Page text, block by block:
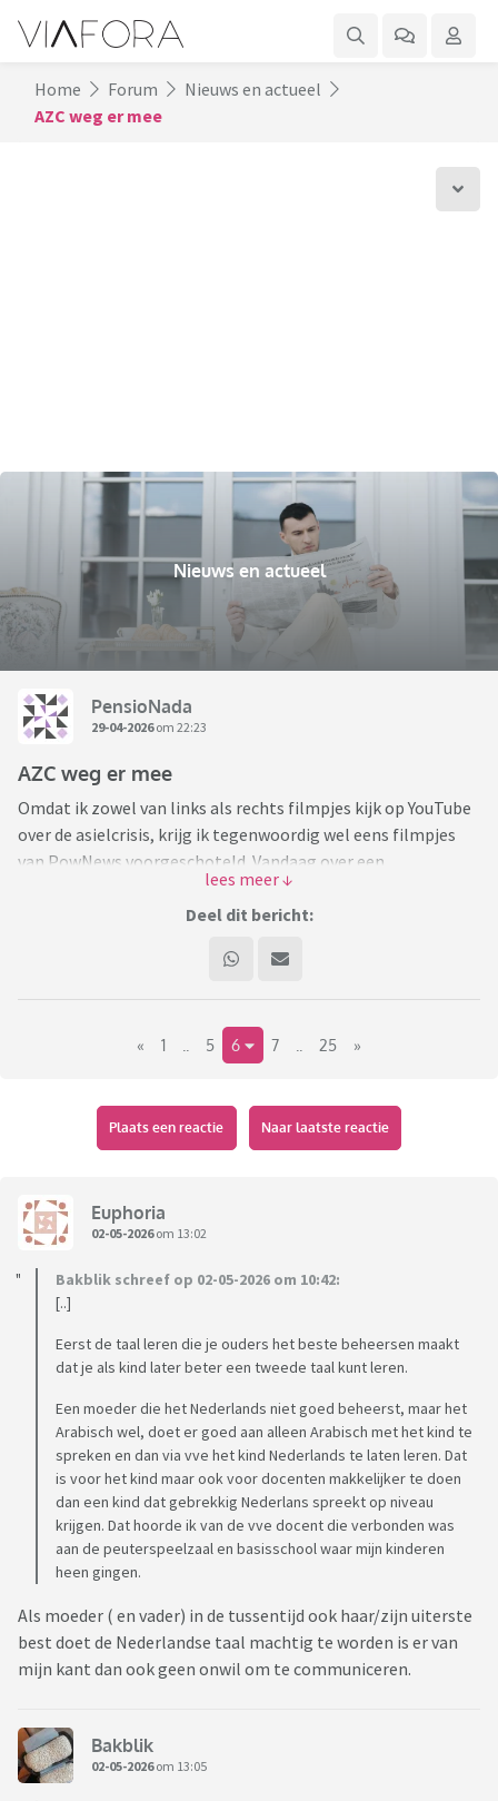
Home Forum
Nieuws en actueel
AZC weg er mee
Nieuws en actueel
PensioNada
29-04-2026om 22:23
AZC weg er mee
Omdat ik zowel van links als rechts filmpjes kijk op YouTube
over de asielcrisis, krijg ik tegenwoordig wel eens filmpjes
van PowNews voorgeschoteld. Vandaag over een
demonstratie in Apeldoorn waar de paar
tegendemonstranten dusdanig werden bedreigd dat ze
gebracht. Een aantal demonstranten tegen AZC's waren
volledig hysterisch en hadden echt het idee dat elke
mannelijke asielzoeker een potentiële moordenaar en
verkrachter is. Hoe kan de overheid dit beter regelen. Alle
niet. Maar wat dan wel?
Deel dit bericht:
« 1 5 6 7 25 »
Plaats een reactie Naar laatste reactie
Euphoria
02-05-2026om 13:02
Bakblik schreef op 02-05-2026 om 10:42:
[..]
Eerst de taal leren die je ouders het beste beheersen maakt
dat je als kind later beter een tweede taal kunt leren.
Een moeder die het Nederlands niet goed beheerst, maar het
Arabisch wel, doet er goed aan alleen Arabisch met het kind te
spreken en dan via vve het kind Nederlands te laten leren. Dat
is voor het kind maar ook voor docenten makkelijker te doen
dan een kind dat gebrekkig Nederlans spreekt op niveau
krijgen. Dat hoorde ik van de vve docent die verbonden was
aan de peuterspeelzaal en basisschool waar mijn kinderen
heen gingen.
Als moeder ( en vader) in de tussentijd ook haar/zijn uiterste
best doet de Nederlandse taal machtig te worden is er van
mijn kant dan ook geen onwil om te communiceren.
Bakblik
02-05-2026om 13:05